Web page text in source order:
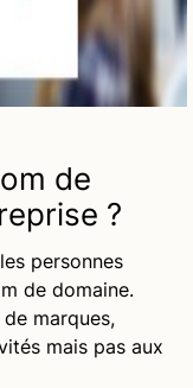
de
?
personnes
de domaine.
marques,
mais pas aux